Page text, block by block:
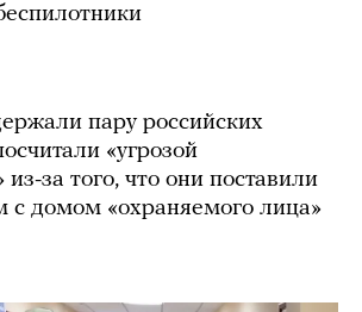
пару российских
«угрозой
из-за того, что они поставили
с домом «охраняемого лица»